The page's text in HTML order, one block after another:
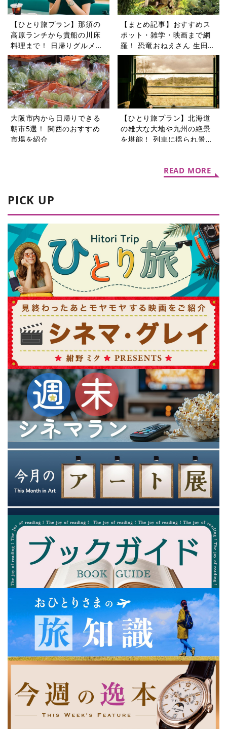
【ひとり旅プラン】那須の
高原ランチから貴船の川床
料理まで！ 日帰りグルメ旅
5選
【まとめ記事】おすすめス
ポット・雑学・映画まで網
羅！ 恐竜おねえさん 生田晴
香の恐竜コラム9選
大阪市内から日帰りできる
朝市5選！ 関西のおすすめ
市場を紹介
【ひとり旅プラン】北海道
の雄大な大地や九州の絶景
を堪能！ 列車に揺られ景色
READ MORE
PICK UP